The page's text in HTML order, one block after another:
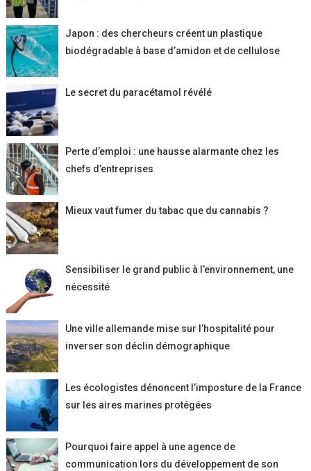
Japon : des chercheurs créent un plastique
biodégradable à base d’amidon et de cellulose
Le secret du paracétamol révélé
Perte d’emploi : une hausse alarmante chez les
chefs d’entreprises
Mieux vaut fumer du tabac que du cannabis ?
Sensibiliser le grand public à l’environnement, une
nécessité
Une ville allemande mise sur l’hospitalité pour
inverser son déclin démographique
Les écologistes dénoncent l’imposture de la France
sur les aires marines protégées
Pourquoi faire appel à une agence de
communication lors du développement de son